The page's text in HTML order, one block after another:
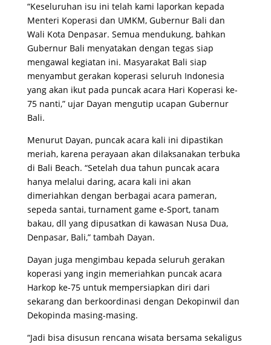
“Keseluruhan isu ini telah kami laporkan kepada
Menteri Koperasi dan UMKM, Gubernur Bali dan
Wali Kota Denpasar. Semua mendukung, bahkan
Gubernur Bali menyatakan dengan tegas siap
mengawal kegiatan ini. Masyarakat Bali siap
menyambut gerakan koperasi seluruh Indonesia
yang akan ikut pada puncak acara Hari Koperasi ke-
75 nanti,” ujar Dayan mengutip ucapan Gubernur
Bali.
Menurut Dayan, puncak acara kali ini dipastikan
meriah, karena perayaan akan dilaksanakan terbuka
di Bali Beach. “Setelah dua tahun puncak acara
hanya melalui daring, acara kali ini akan
dimeriahkan dengan berbagai acara pameran,
sepeda santai, turnament game e-Sport, tanam
bakau, dll yang dipusatkan di kawasan Nusa Dua,
Denpasar, Bali,” tambah Dayan.
Dayan juga mengimbau kepada seluruh gerakan
koperasi yang ingin memeriahkan puncak acara
Harkop ke-75 untuk mempersiapkan diri dari
sekarang dan berkoordinasi dengan Dekopinwil dan
Dekopinda masing-masing.
“Jadi bisa disusun rencana wisata bersama sekaligus